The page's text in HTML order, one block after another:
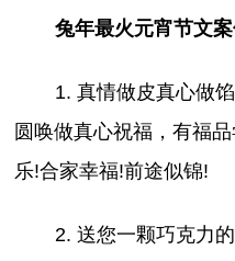
兔年最火元宵节文
1. 真情做皮真心做
圆唤做真心祝福，有福
乐!合家幸福!前途似锦!
2. 送您一颗巧克力